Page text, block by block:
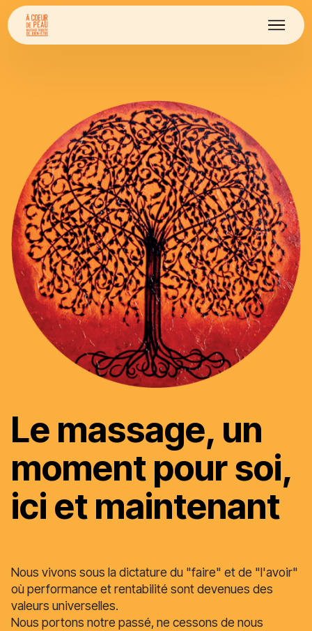
Le massage, un
moment pour soi,
ici et maintenant
Nous vivons sous la dictature du "faire" et de "l'avoir"
où performance et rentabilité sont devenues des
valeurs universelles.
Nous portons notre passé, ne cessons de nous